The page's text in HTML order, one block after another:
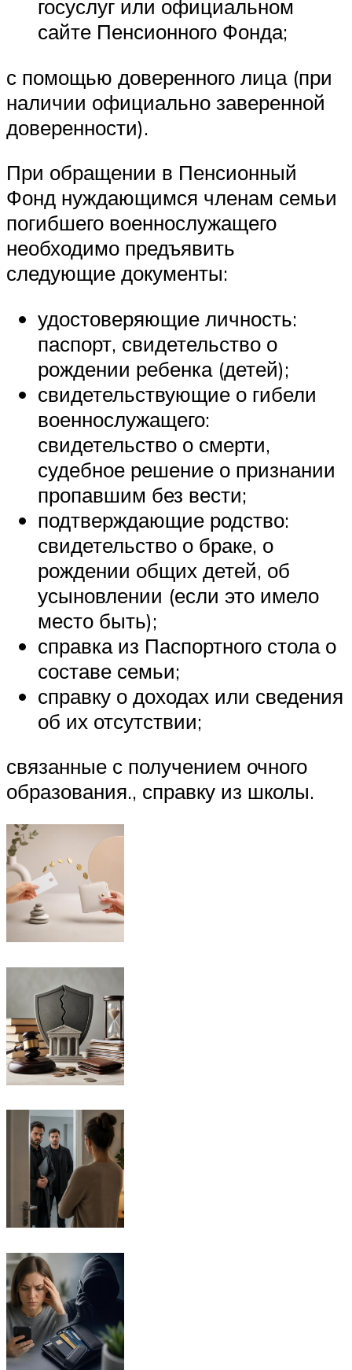
госуслуг или официальном
сайте Пенсионного Фонда;
с помощью доверенного лица (при
наличии официально заверенной
доверенности).
При обращении в Пенсионный
Фонд нуждающимся членам семьи
погибшего военнослужащего
необходимо предъявить
следующие документы:
удостоверяющие личность:
паспорт, свидетельство о
рождении ребенка (детей);
свидетельствующие о гибели
военнослужащего:
свидетельство о смерти,
судебное решение о признании
пропавшим без вести;
подтверждающие родство:
свидетельство о браке, о
рождении общих детей, об
усыновлении (если это имело
место быть);
справка из Паспортного стола о
составе семьи;
справку о доходах или сведения
об их отсутствии;
связанные с получением очного
образования., справку из школы.